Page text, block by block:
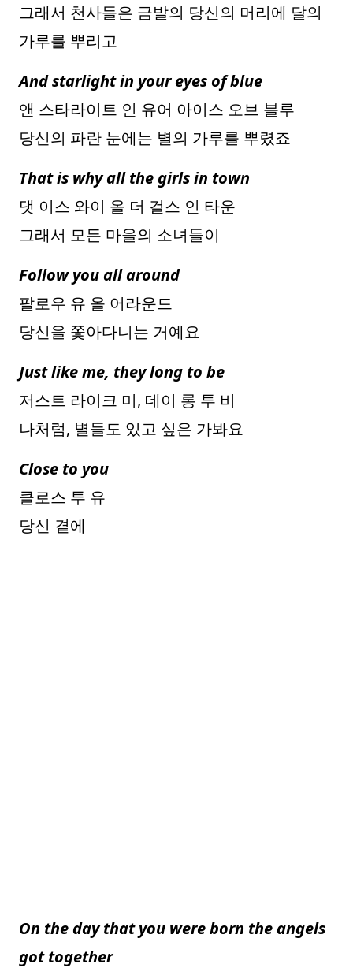
그래서 천사들은 금발의 당신의 머리에 달의
가루를 뿌리고
And starlight in your eyes of blue
앤 스타라이트 인 유어 아이스 오브 블루
당신의 파란 눈에는 별의 가루를 뿌렸죠
That is why all the girls in town
댓 이스 와이 올 더 걸스 인 타운
그래서 모든 마을의 소녀들이
Follow you all around
팔로우 유 올 어라운드
당신을 쫓아다니는 거예요
Just like me, they long to be
저스트 라이크 미, 데이 롱 투 비
나처럼, 별들도 있고 싶은 가봐요
Close to you
클로스 투 유
당신 곁에
On the day that you were born the angels
got together